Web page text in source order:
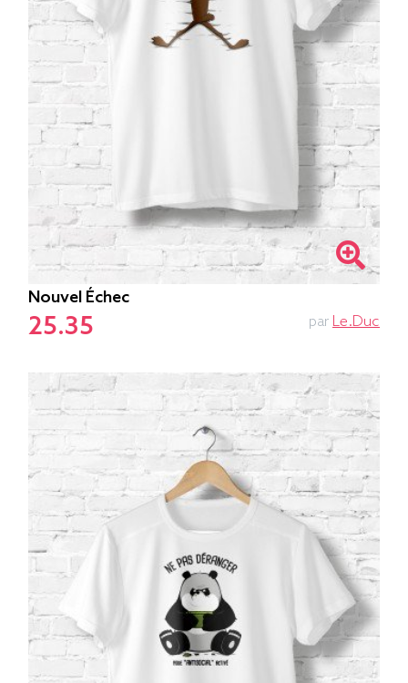
Nouvel Échec
25.35 par Le.duc